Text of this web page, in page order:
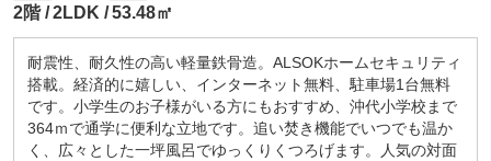
2階 2LDK 53.48㎡
耐震性、耐久性の高い軽量鉄骨造。ALSOKホームセキュリティ
搭載。経済的に嬉しい、インターネット無料、駐車場1台無料
です。小学生のお子様がいる方にもおすすめ、沖代小学校まで
364ｍで通学に便利な立地です。追い焚き機能でいつでも温か
く、広々とした一坪風呂でゆっくりくつろげます。人気の対面